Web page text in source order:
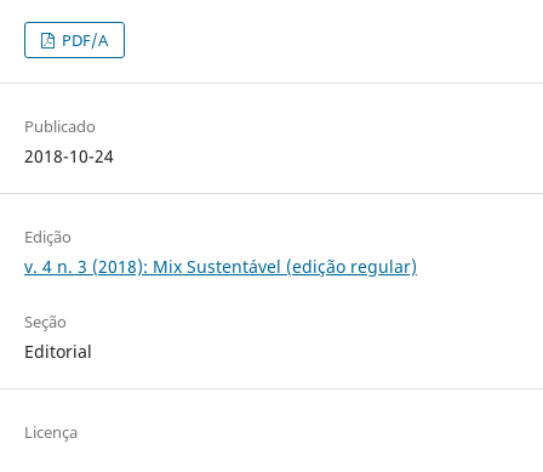
PDF/A
Publicado
2018-10-24
Edição
v. 4 n. 3 (2018): Mix Sustentável (edição regular)
Seção
Editorial
Licença